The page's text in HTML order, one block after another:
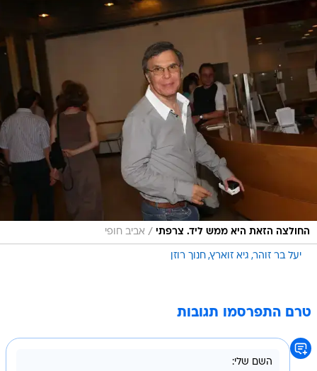
החולצה הזאת היא ממש ליד. צרפתי / אביב חופי
יעל בר זוהר גיא זוארץ חנוך רוזן
טרם התפרסמו תגובות